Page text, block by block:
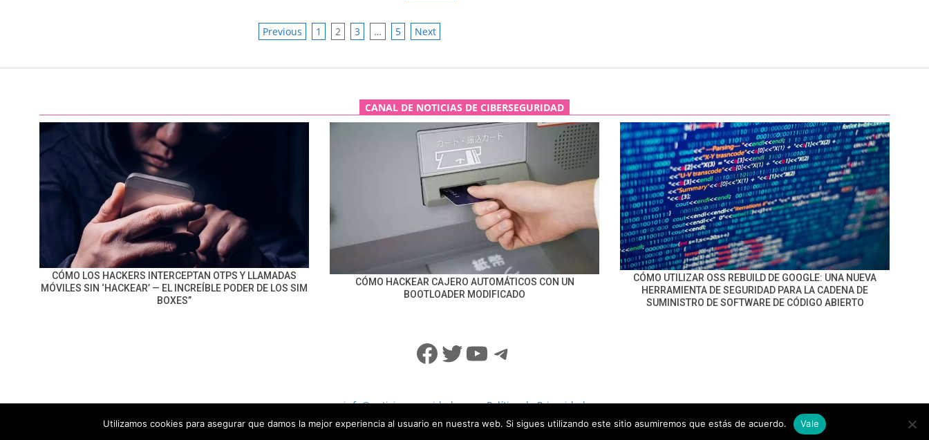
POSTS
Previous 1 2 3 … 5 Next
CANAL DE NOTICIAS DE CIBERSEGURIDAD
CÓMO LOS HACKERS INTERCEPTAN OTPS Y LLAMADAS
MÓVILES SIN ‘HACKEAR’ — EL INCREÍBLE PODER DE LOS SIM
BOXES”
CÓMO HACKEAR CAJERO AUTOMÁTICOS CON UN
BOOTLOADER MODIFICADO
CÓMO UTILIZAR OSS REBUILD DE GOOGLE: UNA NUEVA
HERRAMIENTA DE SEGURIDAD PARA LA CADENA DE
SUMINISTRO DE SOFTWARE DE CÓDIGO ABIERTO
Facebook
Twitter
YouTube
Telegram
info@noticiasseguridad.com Política de Privacidad
Utilizamos cookies para asegurar que damos la mejor experiencia al usuario en nuestra web. Si sigues utilizando este sitio asumiremos que estás de acuerdo. Vale